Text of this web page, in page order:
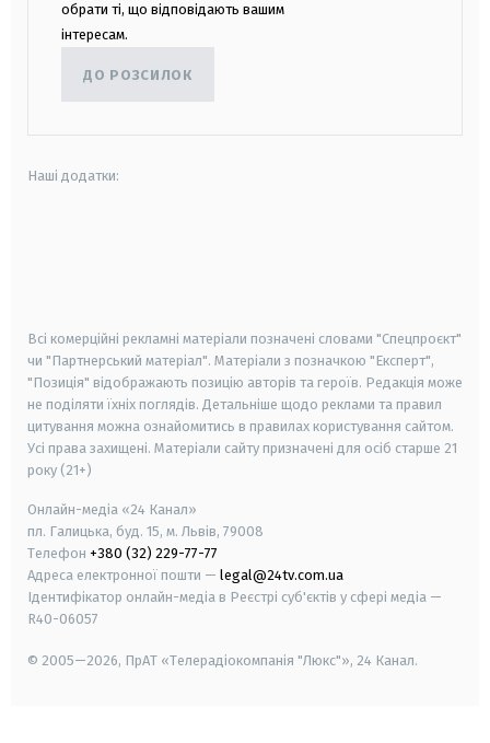
обрати ті, що відповідають вашим
інтересам.
ДО РОЗСИЛОК
Наші додатки:
Всі комерційні рекламні матеріали позначені словами "Спецпроєкт"
чи "Партнерський матеріал". Матеріали з позначкою "Експерт",
"Позиція" відображають позицію авторів та героїв. Редакція може
не поділяти їхніх поглядів. Детальніше щодо реклами та правил
цитування можна ознайомитись в правилах користування сайтом.
Усі права захищені. Матеріали сайту призначені для осіб старше 21
року (21+)
Онлайн-медіа «24 Канал»
пл. Галицька, буд. 15, м. Львів, 79008
Телефон +380 (32) 229-77-77
Адреса електронної пошти — legal@24tv.com.ua
Ідентифікатор онлайн-медіа в Реєстрі суб'єктів у сфері медіа —
R40-06057
© 2005—2026, ПрАТ «Телерадіокомпанія "Люкс"», 24 Канал.